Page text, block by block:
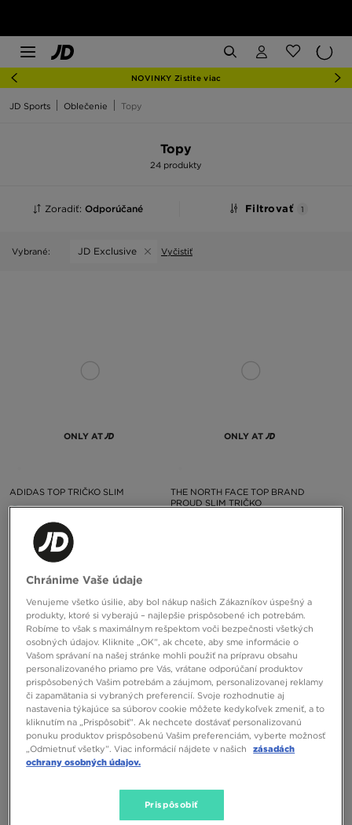
NOVINKY Zistite viac
JD Sports Oblečenie Topy
Topy
24 produkty
Zoradiť: Odporúčané Filtrovať 1
Vybrané: JD Exclusive Vyčistiť
ONLY AT
ADIDAS TOP TRIČKO SLIM
30,00 €
ONLY AT
THE NORTH FACE TOP BRAND
PROUD SLIM TRIČKO
ONLY AT
HOODRICH TOP HALTER NECK
RHINESTONE SOLACE
ONLY AT
ADIDAS TRIČKO TREFOIL
ESSENTAILS SLEEVELESS
Chránime Vaše údaje
Venujeme všetko úsilie, aby bol nákup našich Zákazníkov úspešný a
produkty, ktoré si vyberajú – najlepšie prispôsobené ich potrebám.
Robíme to však s maximálnym rešpektom voči bezpečnosti všetkých
osobných údajov. Kliknite „OK”, ak chcete, aby sme informácie o
Vašom správaní na našej stránke mohli použiť na prípravu obsahu
personalizovaného priamo pre Vás, vrátane odporúčaní produktov
prispôsobených Vašim potrebám a záujmom, personalizovanej reklamy
či zapamätania si vybraných preferencií. Svoje rozhodnutie aj
nastavenia týkajúce sa súborov cookie môžete kedykoľvek zmeniť, a to
kliknutím na „Prispôsobiť”. Ak nechcete dostávať personalizovanú
ponuku produktov prispôsobenú Vašim preferenciám, vyberte možnosť
„Odmietnuť všetky”. Viac informácií nájdete v našich
zásadách
ochrany osobných údajov.
Prispôsobiť